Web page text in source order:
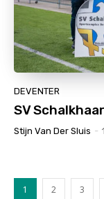
DEVENTER
SV
Stijn Van Der Sluis -
1 2 3